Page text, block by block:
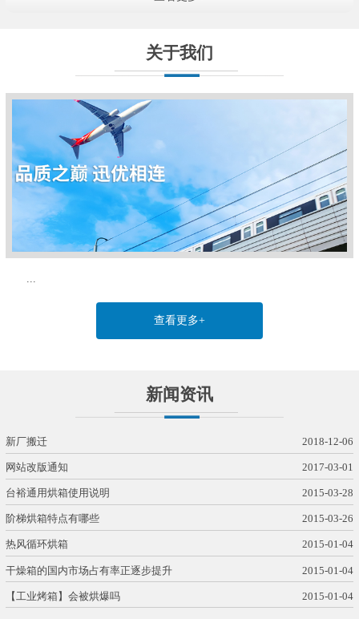
关于我们
查看更多+
新闻资讯
新厂搬迁 2018-12-06
网站改版通知 2017-03-01
台裕通用烘箱使用说明 2015-03-28
阶梯烘箱特点有哪些 2015-03-26
热风循环烘箱 2015-01-04
干燥箱的国内市场占有率正逐步提升 2015-01-04
【工业烤箱】会被烘爆吗 2015-01-04